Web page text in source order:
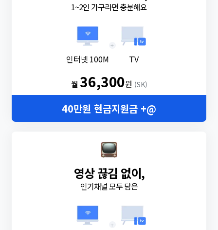
1~2인 가구라면 충분해요
인터넷 100M
+
TV
월36,300원 (SK)
40만원 현금지원금 +@
영상 끊김 없이,
인기채널 모두 담은
+